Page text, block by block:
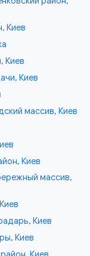
Киев
Киев
Киев
массив, Киев
Киев
массив,
Киев
Киев